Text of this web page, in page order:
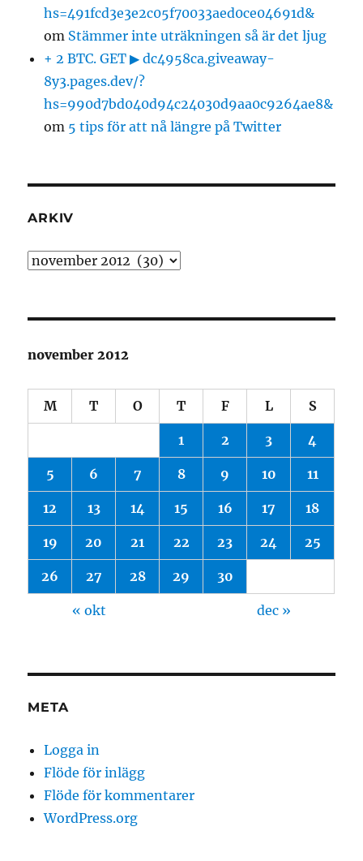
hs=491fcd3e3e2c05f70033aed0ce04691d&
om Stämmer inte uträkningen så är det ljug
+ 2 BTC. GET ▶ dc4958ca.giveaway-
8y3.pages.dev/?
hs=990d7bd040d94c24030d9aa0c9264ae8&
om 5 tips för att nå längre på Twitter
ARKIV
Arkiv
november 2012
M T O T F L S
1 2 3 4
5 6 7 8 9 10 11
12 13 14 15 16 17 18
19 20 21 22 23 24 25
26 27 28 29 30
« okt dec »
META
Logga in
Flöde för inlägg
Flöde för kommentarer
WordPress.org